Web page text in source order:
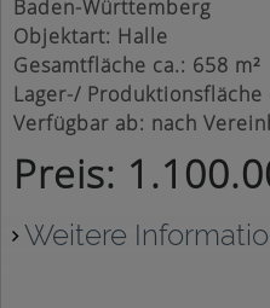
Baden-Württemberg
Objektart: Halle
Preis:
Gesamtfläche ca.: 658 m²
Lager-/ Produktionsfläche
Verfügbar ab: nach
Weitere